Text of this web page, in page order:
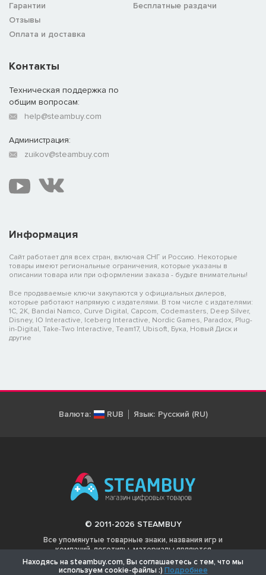
Гарантии
Отзывы
Оплата и доставка
Бесплатные раздачи
Информация
Сайт работает для всех стран, включая СНГ и Россию. Некоторые
товары имеют региональные ограничения, которые указаны в
описании товара или при оформлении заказа - будьте внимательны!
Все продаваемые ключи закупаются у официальных дилеров,
которые работают напрямую с издателями. В том числе с издателями:
1C, 2K, Bandai Namco, Curve Digital, Capcom, Codemasters, Deep Silver,
Disney, IO Interactive, Iceberg Interactive, Nordic Games, Paradox, Plug-
in-Digital, Take-Two Interactive, Team17, Ubisoft, Бука, Новый Диск и
другие
Контакты
Техническая поддержка по
общим вопросам:
help@steambuy.com
Администрация:
zuikov@steambuy.com
Валюта: RUB Язык: Русский (RU)
© 2011-2026 STEAMBUY
Все упомянутые товарные знаки, названия игр и
компаний, логотипы, материалы являются
собственностью соответствующих владельцев.
Находясь на steambuy.com, Вы соглашаетесь с тем, что мы
используем cookie-файлы :) Подробнее